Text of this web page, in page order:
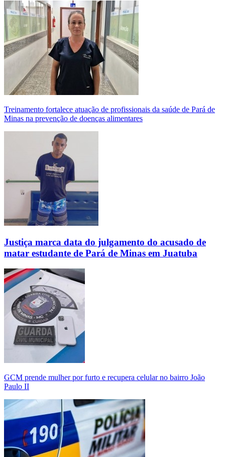
Treinamento fortalece atuação de profissionais da saúde de Pará de
Minas na prevenção de doenças alimentares
Justiça marca data do julgamento do acusado de
matar estudante de Pará de Minas em Juatuba
GCM prende mulher por furto e recupera celular no bairro João
Paulo II